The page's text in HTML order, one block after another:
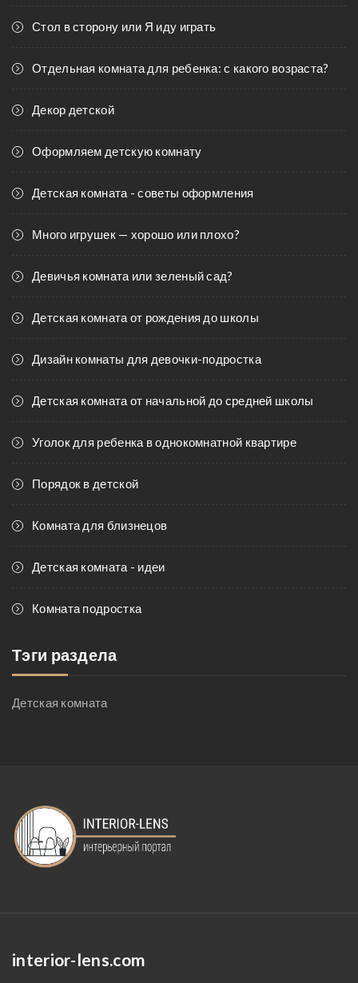
Стол в сторону или Я иду играть
Отдельная комната для ребенка: с какого возраста?
Декор детской
Оформляем детскую комнату
Детская комната - советы оформления
Много игрушек — хорошо или плохо?
Девичья комната или зеленый сад?
Детская комната от рождения до школы
Дизайн комнаты для девочки-подростка
Детская комната от начальной до средней школы
Уголок для ребенка в однокомнатной квартире
Порядок в детской
Комната для близнецов
Детская комната - идеи
Комната подростка
Тэги раздела
Детская комната
interior-lens.com